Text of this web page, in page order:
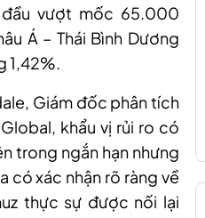
vượt mốc 65.000
Á – Thái Bình Dương
1,42%.
Giám đốc phân tích
khẩu vị rủi ro có
trong ngắn hạn nhưng
có xác nhận rõ ràng về
thực sự được nối lại